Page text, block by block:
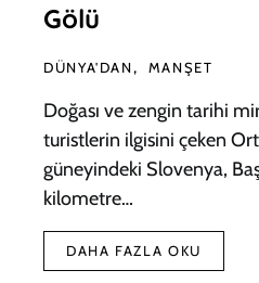
Gölü
DÜNYA'DAN MANŞET
Doğası ve zengin tarihi
turistlerin ilgisini çeken
güneyindeki Slovenya,
kilometre…
DAHA FAZLA OKU